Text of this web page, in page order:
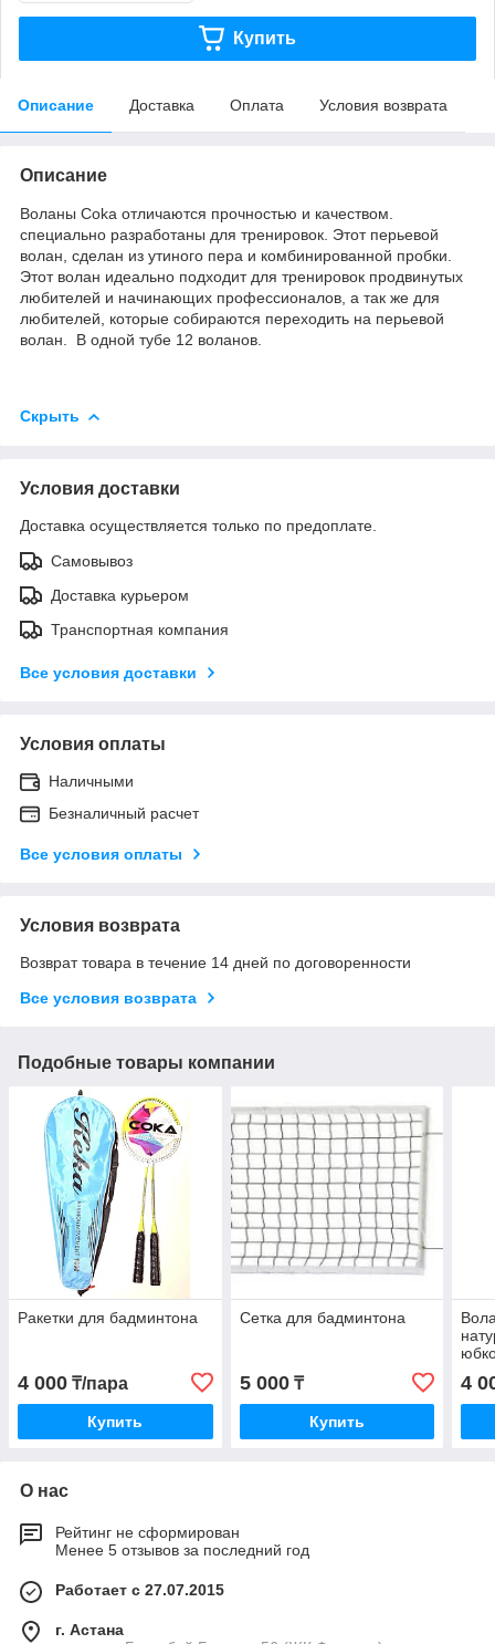
Купить
Описание Доставка Оплата Условия возврата
Описание
Воланы Coka отличаются прочностью и качеством.
специально разработаны для тренировок. Этот перьевой
волан, сделан из утиного пера и комбинированной пробки.
Этот волан идеально подходит для тренировок продвинутых
любителей и начинающих профессионалов, а так же для
любителей, которые собираются переходить на перьевой
волан. В одной тубе 12 воланов.
Скрыть
Условия доставки
Доставка осуществляется только по предоплате.
Самовывоз
Доставка курьером
Транспортная компания
Все условия доставки
Условия оплаты
Наличными
Безналичный расчет
Все условия оплаты
Условия возврата
Возврат товара в течение 14 дней по договоренности
Все условия возврата
Подобные товары компании
Ракетки для бадминтона
4 000 ₸/пара
Купить
Сетка для бадминтона
5 000₸
Купить
4
О нас
Рейтинг не сформирован
Менее 5 отзывов за последний год
Работает с 27.07.2015
г. Астана